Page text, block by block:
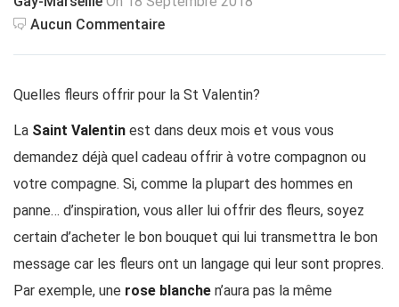
Aucun Commentaire
Quelles fleurs offrir pour la St Valentin?
La Saint Valentin est dans deux mois et vous vous
demandez déjà quel cadeau offrir à votre compagnon ou
votre compagne. Si, comme la plupart des hommes en
panne… d’inspiration, vous aller lui offrir des fleurs, soyez
certain d’acheter le bon bouquet qui lui transmettra le bon
message car les fleurs ont un langage qui leur sont propres.
Par exemple, une rose blanche n’aura pas la même